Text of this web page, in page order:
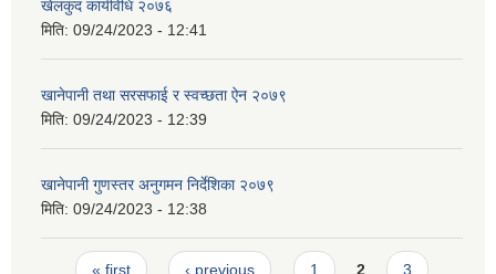
खेलकुद कार्यविधि २०७६
मिति: 09/24/2023 - 12:41
खानेपानी तथा सरसफाई र स्वच्छता ऐन २०७९
मिति: 09/24/2023 - 12:39
खानेपानी गुणस्तर अनुगमन निर्देशिका २०७९
मिति: 09/24/2023 - 12:38
« first ‹ previous 1 2 3